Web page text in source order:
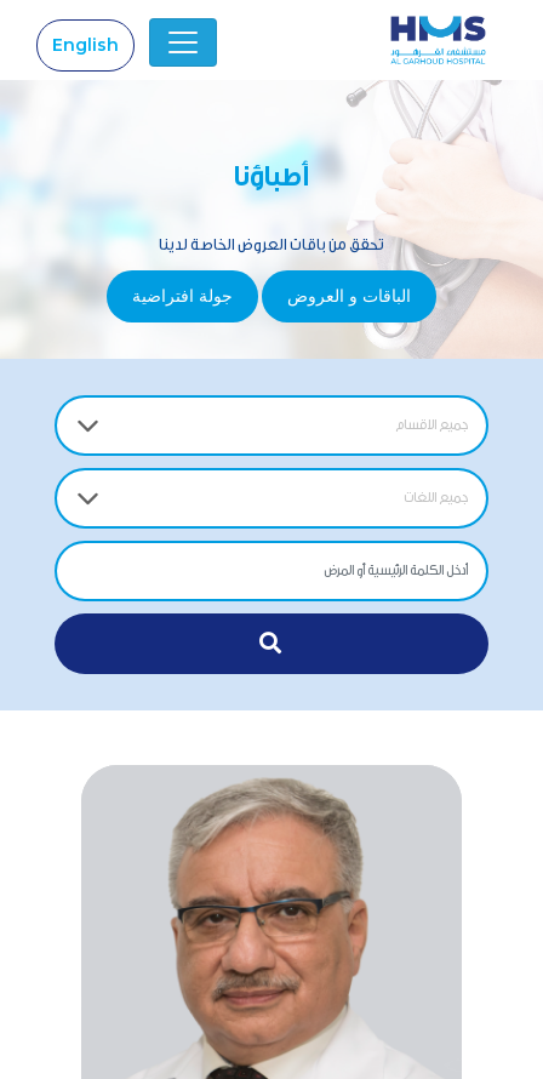
English
أطباؤنا
تحقق من باقات العروض الخاصة لدينا
الباقات و العروض جولة افتراضية